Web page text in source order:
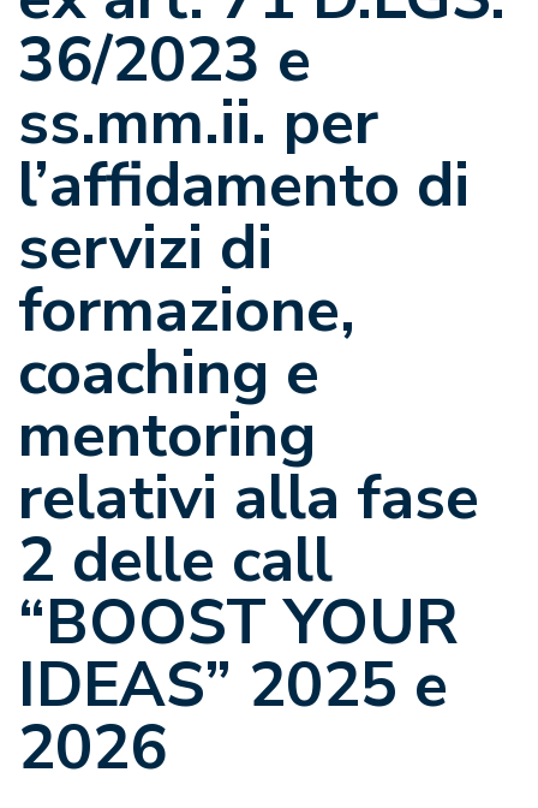
36/2023 e
ss.mm.ii. per
l’affidamento di
servizi di
formazione,
coaching e
mentoring
relativi alla fase
2 delle call
“BOOST YOUR
IDEAS” 2025 e
2026